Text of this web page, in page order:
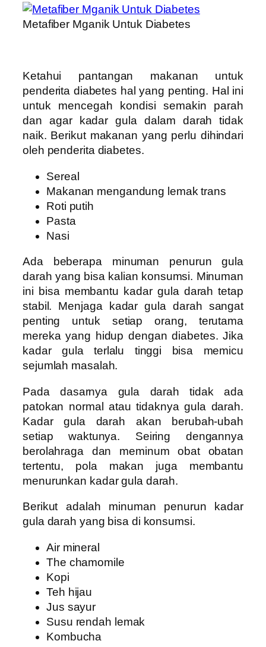
Metafiber Mganik Untuk Diabetes
Ketahui pantangan makanan untuk
penderita diabetes hal yang penting. Hal ini
untuk mencegah kondisi semakin parah
dan agar kadar gula dalam darah tidak
naik. Berikut makanan yang perlu dihindari
oleh penderita diabetes.
Sereal
Makanan mengandung lemak trans
Roti putih
Pasta
Nasi
Ada beberapa minuman penurun gula
darah yang bisa kalian konsumsi. Minuman
ini bisa membantu kadar gula darah tetap
stabil. Menjaga kadar gula darah sangat
penting untuk setiap orang, terutama
mereka yang hidup dengan diabetes. Jika
kadar gula terlalu tinggi bisa memicu
sejumlah masalah.
Pada dasarnya gula darah tidak ada
patokan normal atau tidaknya gula darah.
Kadar gula darah akan berubah-ubah
setiap waktunya. Seiring dengannya
berolahraga dan meminum obat obatan
tertentu, pola makan juga membantu
menurunkan kadar gula darah.
Berikut adalah minuman penurun kadar
gula darah yang bisa di konsumsi.
Air mineral
The chamomile
Kopi
Teh hijau
Jus sayur
Susu rendah lemak
Kombucha